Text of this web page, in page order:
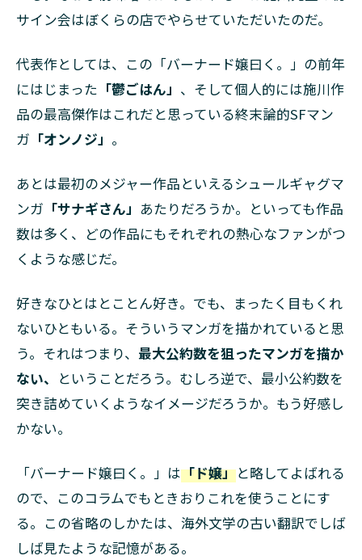
サイン会はぼくらの店でやらせていただいたのだ。
代表作としては、この「バーナード嬢曰く。」の前年
にはじまった 「鬱ごはん」 、そして個人的には施川作
品の最高傑作はこれだと思っている終末論的SFマン
ガ 「オンノジ」 。
あとは最初のメジャー作品といえるシュールギャグマ
ンガ 「サナギさん」 あたりだろうか。といっても作品
数は多く、どの作品にもそれぞれの熱心なファンがつ
くような感じだ。
好きなひとはとことん好き。でも、まったく目もくれ
ないひともいる。そういうマンガを描かれていると思
う。それはつまり、 最大公約数を狙ったマンガを描か
ない、 ということだろう。むしろ逆で、最小公約数を
突き詰めていくようなイメージだろうか。もう好感し
かない。
「バーナード嬢曰く。」は「ド嬢」と略してよばれる
ので、このコラムでもときおりこれを使うことにす
る。この省略のしかたは、海外文学の古い翻訳でしば
しば見たような記憶がある。